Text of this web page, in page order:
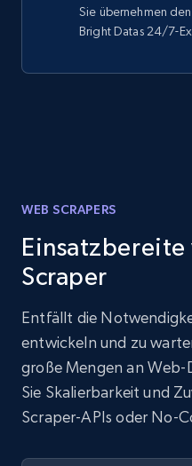
Sie übernehmen
Bright Datas 24/7-
WEB SCRAPERS
Scraper
Entfällt die
entwickeln und zu
große Mengen an
Sie Skalierbarkeit und
Scraper-APIs oder No-